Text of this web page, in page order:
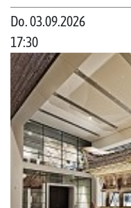
Do. 03.09.2026
17:30